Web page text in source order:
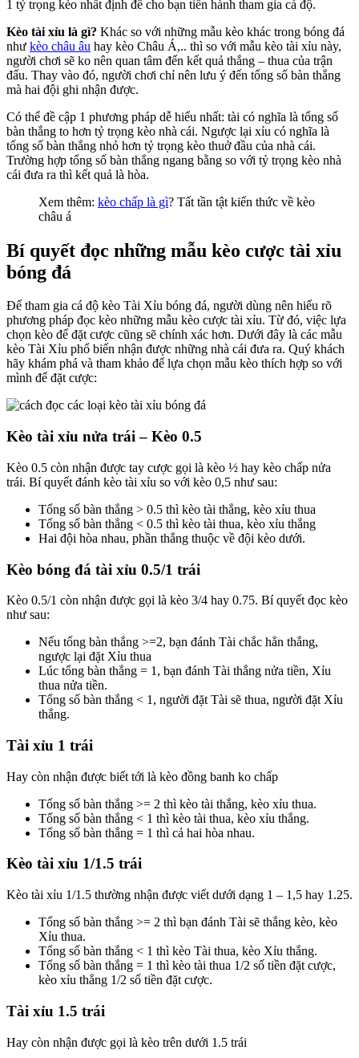
1 tỷ trọng kèo nhất định để cho bạn tiến hành tham gia cá độ.
Kèo tài xỉu là gì? Khác so với những mẫu kèo khác trong bóng đá
như kèo châu âu hay kèo Châu Á,.. thì so với mẫu kèo tài xỉu này,
người chơi sẽ ko nên quan tâm đến kết quả thắng – thua của trận
đấu. Thay vào đó, người chơi chỉ nên lưu ý đến tổng số bàn thắng
mà hai đội ghi nhận được.
Có thể đề cập 1 phương pháp dễ hiểu nhất: tài có nghĩa là tổng số
bàn thắng to hơn tỷ trọng kèo nhà cái. Ngược lại xỉu có nghĩa là
tổng số bàn thắng nhỏ hơn tỷ trọng kèo thuở đầu của nhà cái.
Trường hợp tổng số bàn thắng ngang bằng so với tỷ trọng kèo nhà
cái đưa ra thì kết quả là hòa.
Xem thêm: kèo chấp là gì? Tất tần tật kiến thức về kèo
châu á
Bí quyết đọc những mẫu kèo cược tài xỉu
bóng đá
Để tham gia cá độ kèo Tài Xỉu bóng đá, người dùng nên hiểu rõ
phương pháp đọc kèo những mẫu kèo cược tài xỉu. Từ đó, việc lựa
chọn kèo để đặt cược cũng sẽ chính xác hơn. Dưới đây là các mẫu
kèo Tài Xỉu phổ biến nhận được những nhà cái đưa ra. Quý khách
hãy khám phá và tham khảo để lựa chọn mẫu kèo thích hợp so với
mình để đặt cược:
Kèo tài xỉu nửa trái – Kèo 0.5
Kèo 0.5 còn nhận được tay cược gọi là kèo ½ hay kèo chấp nửa
trái. Bí quyết đánh kèo tài xỉu so với kèo 0,5 như sau:
Tổng số bàn thắng > 0.5 thì kèo tài thắng, kèo xỉu thua
Tổng số bàn thắng < 0.5 thì kèo tài thua, kèo xỉu thắng
Hai đội hòa nhau, phần thắng thuộc về đội kèo dưới.
Kèo bóng đá tài xỉu 0.5/1 trái
Kèo 0.5/1 còn nhận được gọi là kèo 3/4 hay 0.75. Bí quyết đọc kèo
như sau:
Nếu tổng bàn thắng >=2, bạn đánh Tài chắc hẳn thắng,
ngược lại đặt Xỉu thua
Lúc tổng bàn thắng = 1, bạn đánh Tài thắng nửa tiền, Xỉu
thua nửa tiền.
Tổng số bàn thắng < 1, người đặt Tài sẽ thua, người đặt Xỉu
thắng.
Tài xỉu 1 trái
Hay còn nhận được biết tới là kèo đồng banh ko chấp
Tổng số bàn thắng >= 2 thì kèo tài thắng, kèo xỉu thua.
Tổng số bàn thắng < 1 thì kèo tài thua, kèo xỉu thắng.
Tổng số bàn thắng = 1 thì cả hai hòa nhau.
Kèo tài xỉu 1/1.5 trái
Kèo tài xỉu 1/1.5 thường nhận được viết dưới dạng 1 – 1,5 hay 1.25.
Tổng số bàn thắng >= 2 thì bạn đánh Tài sẽ thắng kèo, kèo
Xỉu thua.
Tổng số bàn thắng < 1 thì kèo Tài thua, kèo Xỉu thắng.
Tổng số bàn thắng = 1 thì kèo tài thua 1/2 số tiền đặt cược,
kèo xỉu thắng 1/2 số tiền đặt cược.
Tài xỉu 1.5 trái
Hay còn nhận được gọi là kèo trên dưới 1.5 trái